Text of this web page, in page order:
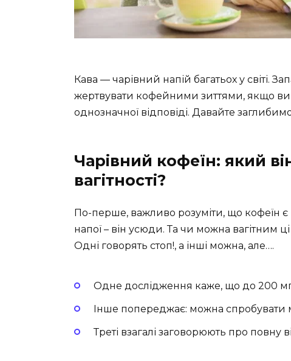
Кава — чарівний напій багатьох у світі.
жертвувати кофейними зиттями, якщо ви
однозначної відповіді. Давайте
Чарівний кофеїн: який
вагітності?
По-перше, важливо розуміти, що кофеїн
напої – він усюди. Та чи можна вагітним
Одні говорять стоп!, а інші можна, але….
Одне дослідження каже, що до 200
Інше попереджає: можна спробувати
Треті взагалі заговорюють про повну